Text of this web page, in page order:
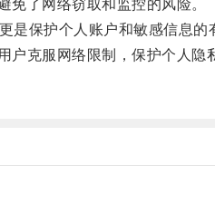
了网络窃取和监控的风险。
保护个人账户和敏感信息的
克服网络限制，保护个人隐